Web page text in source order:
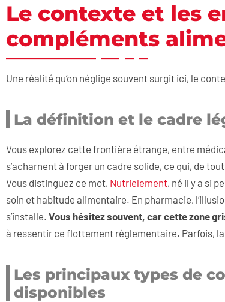
Le contexte et les
compléments
Une réalité qu’on néglige souvent surgit ici, le
La définition et le cadre
Vous explorez cette frontière étrange, entre
s’acharnent à forger un cadre solide, ce qui, de
Vous distinguez ce mot, Nutrielement, né il y a si
soin et habitude alimentaire. En pharmacie,
s’installe. Vous hésitez souvent, car cette zone
à ressentir ce flottement réglementaire. Parfois,
Les principaux types de
disponibles